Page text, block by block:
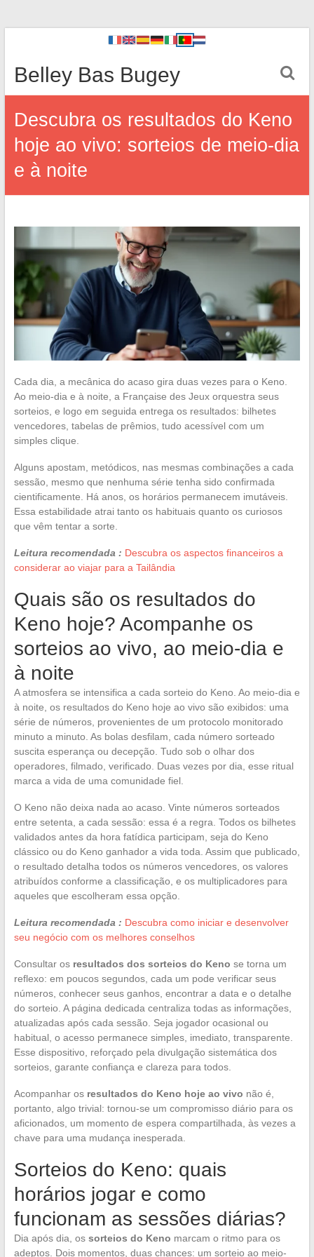
Belley Bas Bugey
Descubra os resultados do Keno
hoje ao vivo: sorteios de meio-dia
e à noite
Cada dia, a mecânica do acaso gira duas vezes para o Keno.
Ao meio-dia e à noite, a Française des Jeux orquestra seus
sorteios, e logo em seguida entrega os resultados: bilhetes
vencedores, tabelas de prêmios, tudo acessível com um
simples clique.
Alguns apostam, metódicos, nas mesmas combinações a cada
sessão, mesmo que nenhuma série tenha sido confirmada
cientificamente. Há anos, os horários permanecem imutáveis.
Essa estabilidade atrai tanto os habituais quanto os curiosos
que vêm tentar a sorte.
Leitura recomendada : Descubra os aspectos financeiros a
considerar ao viajar para a Tailândia
Quais são os resultados do
Keno hoje? Acompanhe os
sorteios ao vivo, ao meio-dia e
à noite
A atmosfera se intensifica a cada sorteio do Keno. Ao meio-dia e
à noite, os resultados do Keno hoje ao vivo são exibidos: uma
série de números, provenientes de um protocolo monitorado
minuto a minuto. As bolas desfilam, cada número sorteado
suscita esperança ou decepção. Tudo sob o olhar dos
operadores, filmado, verificado. Duas vezes por dia, esse ritual
marca a vida de uma comunidade fiel.
O Keno não deixa nada ao acaso. Vinte números sorteados
entre setenta, a cada sessão: essa é a regra. Todos os bilhetes
validados antes da hora fatídica participam, seja do Keno
clássico ou do Keno ganhador a vida toda. Assim que publicado,
o resultado detalha todos os números vencedores, os valores
atribuídos conforme a classificação, e os multiplicadores para
aqueles que escolheram essa opção.
Leitura recomendada : Descubra como iniciar e desenvolver
seu negócio com os melhores conselhos
Consultar os resultados dos sorteios do Keno se torna um
reflexo: em poucos segundos, cada um pode verificar seus
números, conhecer seus ganhos, encontrar a data e o detalhe
do sorteio. A página dedicada centraliza todas as informações,
atualizadas após cada sessão. Seja jogador ocasional ou
habitual, o acesso permanece simples, imediato, transparente.
Esse dispositivo, reforçado pela divulgação sistemática dos
sorteios, garante confiança e clareza para todos.
Acompanhar os resultados do Keno hoje ao vivo não é,
portanto, algo trivial: tornou-se um compromisso diário para os
aficionados, um momento de espera compartilhada, às vezes a
chave para uma mudança inesperada.
Sorteios do Keno: quais
horários jogar e como
funcionam as sessões diárias?
Dia após dia, os sorteios do Keno marcam o ritmo para os
adeptos. Dois momentos, duas chances: um sorteio ao meio-